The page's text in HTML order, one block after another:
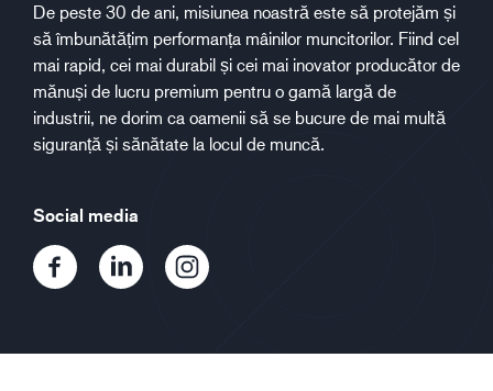
De peste 30 de ani, misiunea noastră este să protejăm și
să îmbunătățim performanța mâinilor muncitorilor. Fiind cel
mai rapid, cei mai durabil și cei mai inovator producător de
mănuși de lucru premium pentru o gamă largă de
industrii, ne dorim ca oamenii să se bucure de mai multă
siguranță și sănătate la locul de muncă.
Social media